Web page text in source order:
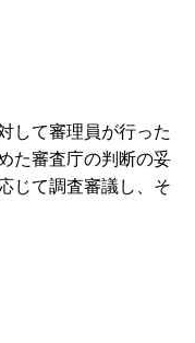
して審理員が行った
た審査庁の判断の妥
じて調査審議し、そ